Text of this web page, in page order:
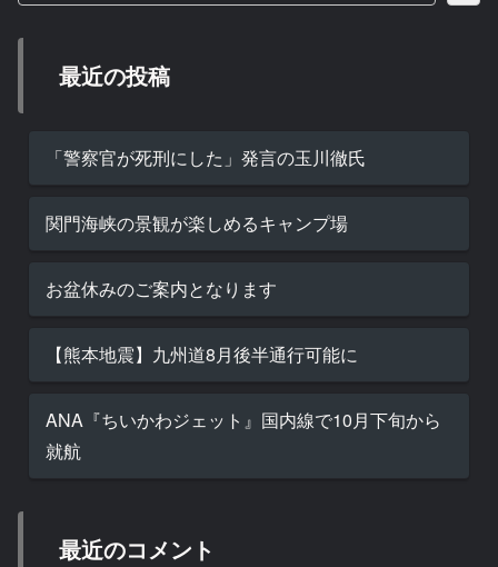
最近の投稿
「警察官が死刑にした」発言の玉川徹氏
関門海峡の景観が楽しめるキャンプ場
お盆休みのご案内となります
【熊本地震】九州道8月後半通行可能に
ANA『ちいかわジェット』国内線で10月下旬から
就航
最近のコメント